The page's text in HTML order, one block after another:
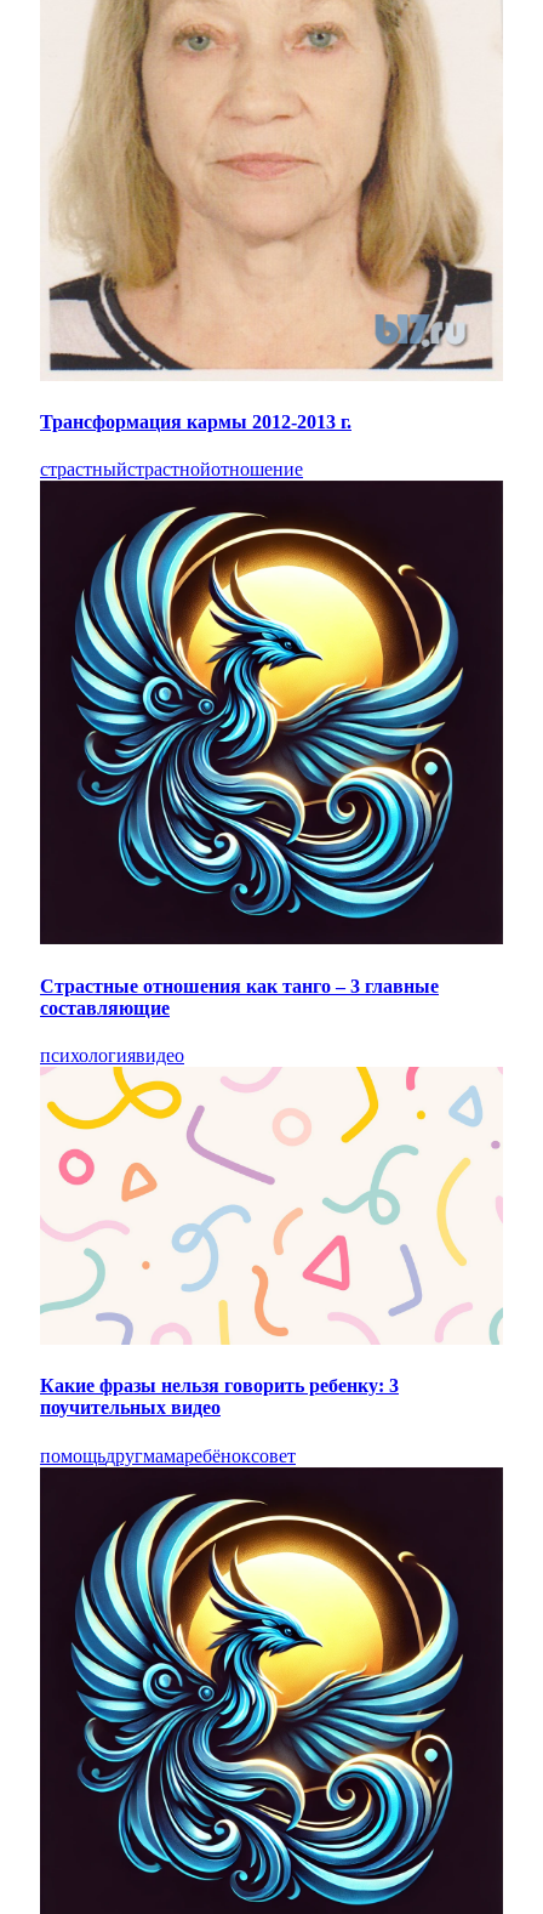
Трансформация кармы 2012-2013 г.
страстныйстрастнойотношение
Страстные отношения как танго – 3 главные
составляющие
психологиявидео
Какие фразы нельзя говорить ребенку: 3
поучительных видео
помощьдругмамаребёноксовет